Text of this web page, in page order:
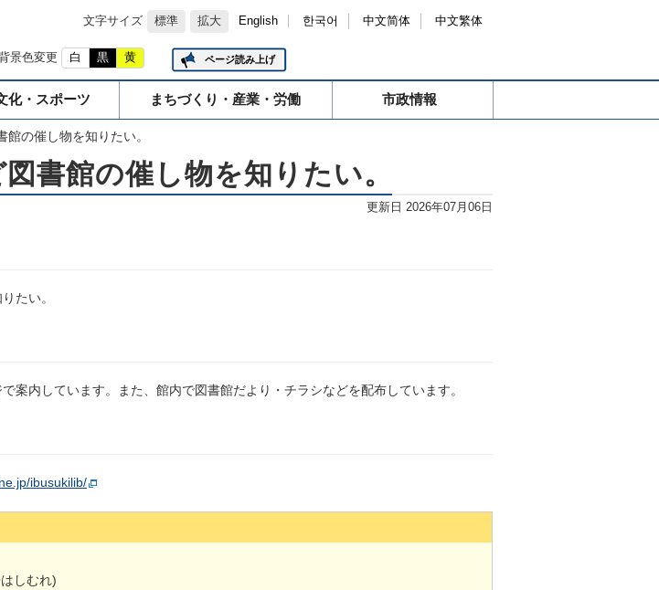
文字サイズ 標準 拡大 English 한국어 中文简体 中文繁体
景色変更 白 黒 黄 ページ読み上げ
化・スポーツ まちづくり・産業・労働 市政情報
館の催し物を知りたい。
書館の催し物を知りたい。
更新日 2026年07月06日
たい。
案内しています。また、館内で図書館だより・チラシなどを配布しています。
ibusukilib/
しむれ)